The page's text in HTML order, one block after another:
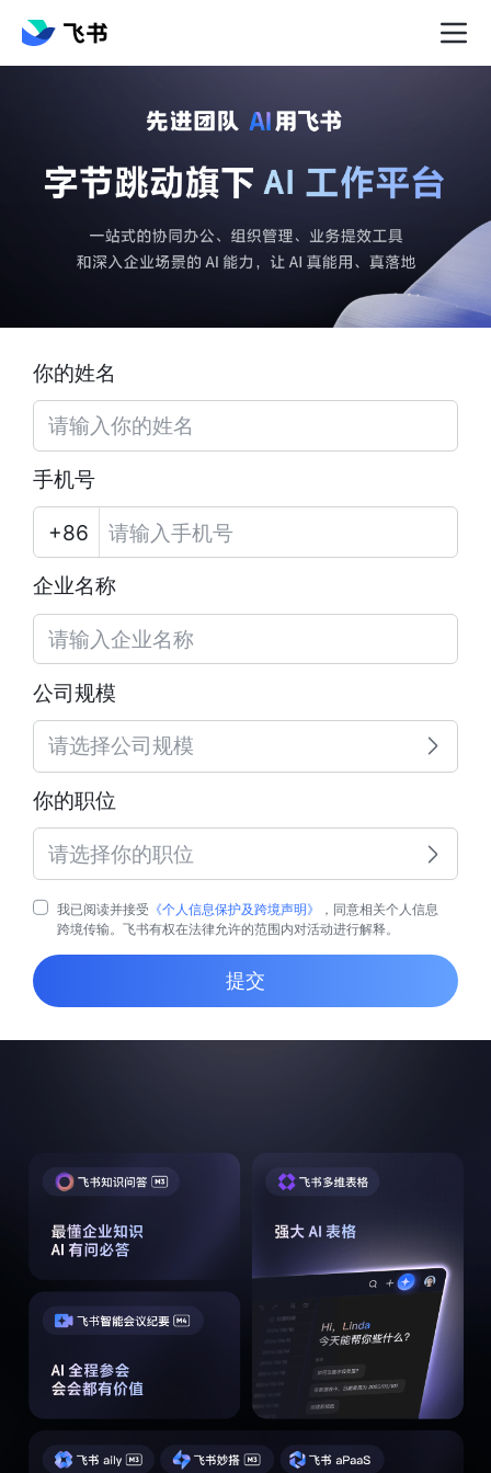
你的姓名
手机号
企业名称
公司规模
请选择公司规模
你的职位
请选择你的职位
我已阅读并接受 《个人信息保护及跨境声明》
，同意相关个人信息
跨境传输。飞书有权在法律允许的范围内对活动进行解释。
提交